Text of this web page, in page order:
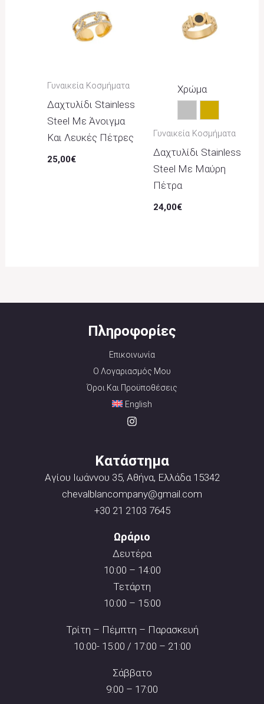
Γυναικεία Κοσμήματα
Δαχτυλίδι Stainless
Steel Με Άνοιγμα
Και Λευκές Πέτρες
25,00€
Χρώμα
ΑσημίΧρυσό
Γυναικεία Κοσμήματα
Δαχτυλίδι Stainless
Steel Με Μαύρη
Πέτρα
24,00€
Πληροφορίες
Επικοινωνία
Ο Λογαριασμός Μου
Όροι Και Προϋποθέσεις
English
Κατάστημα
Αγίου Ιωάννου 35, Αθήνα, Ελλάδα 15342
chevalblancompany@gmail.com
+30 21 2103 7645
Ωράριο
Δευτέρα
10:00 – 14:00
Τετάρτη
10:00 – 15:00
Τρίτη – Πέμπτη – Παρασκευή
10:00- 15:00 / 17:00 – 21:00
Σάββατο
9:00 – 17:00